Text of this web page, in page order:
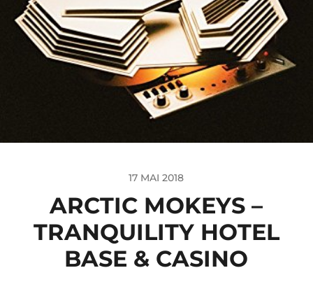
17 MAI 2018
ARCTIC MOKEYS –
TRANQUILITY HOTEL
BASE & CASINO